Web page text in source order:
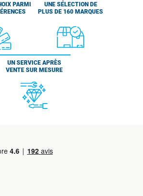
PARMI
UNE SÉLECTION DE
PLUS DE 160 MARQUES
UN SERVICE APRÈS
VENTE SUR MESURE